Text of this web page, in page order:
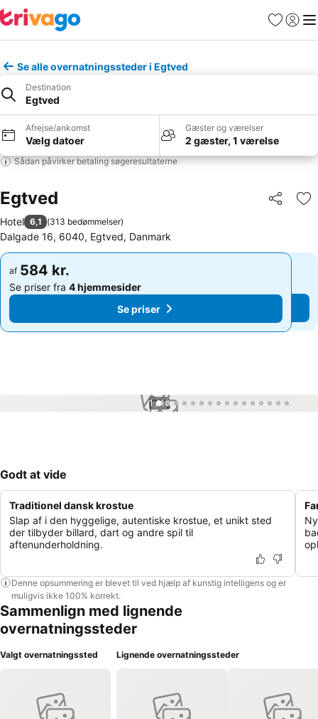
Favoritter
Log ind
Se alle overnatningssteder i Egtved
Destination
Egtved
Afrejse/ankomst
Vælg datoer
Gæster og værelser
2 gæster, 1 værelse
Sådan påvirker betaling søgeresultaterne
Egtved Del
Hotel 6,1 (313 bedømmelser)
Dalgade 16, 6040, Egtved, Danmark
af 584 kr.
Se priser fra 4 hjemmesider
Se priser
af 584 kr.
Se priser fra 4 hjemmesider
Se priser
1 / 16
Godt at vide
Traditionel dansk krostue
Slap af i den hyggelige, autentiske krostue, et unikt sted
der tilbyder billard, dart og andre spil til
aftenunderholdning.
Denne opsummering er blevet til ved hjælp af kunstig intelligens og er
muligvis ikke 100% korrekt.
Sammenlign med lignende
overnatningssteder
Valgt overnatningssted Lignende overnatningssteder